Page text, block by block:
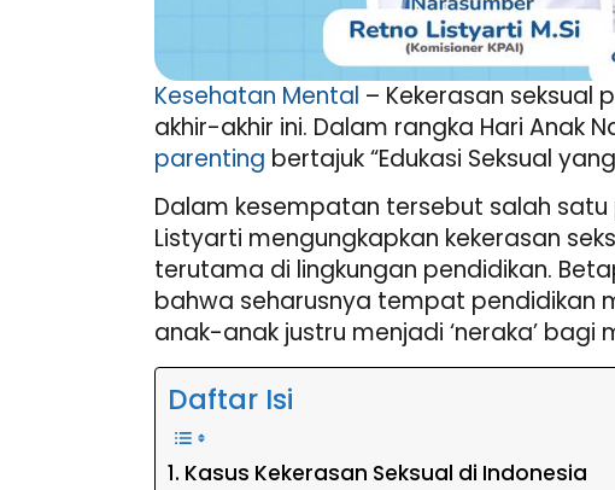
Kesehatan Mental – Kekerasan seksual
akhir-akhir ini. Dalam rangka Hari Anak
parenting bertajuk “Edukasi Seksual
Dalam kesempatan tersebut salah satu
Listyarti mengungkapkan kekerasan
terutama di lingkungan pendidikan.
bahwa seharusnya tempat pendidikan
anak-anak justru menjadi ‘neraka’ bagi
Daftar Isi
Kasus Kekerasan Seksual di Indonesia